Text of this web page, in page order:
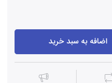
اضافه به سبد خرید